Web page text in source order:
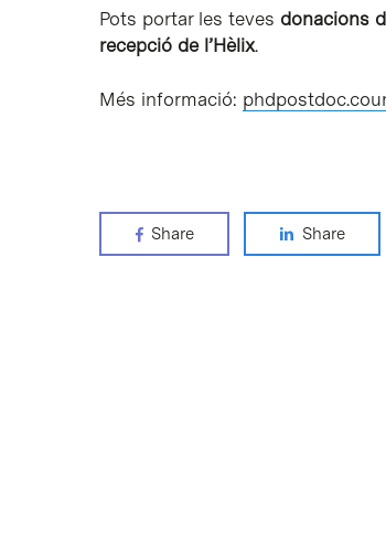
Pots portar les teves donacions
recepció de l’Hèlix.
Més informació:
Share Share